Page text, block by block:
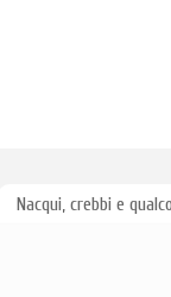
Nacqui, crebbi e